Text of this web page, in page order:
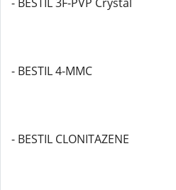
- BESTIL 4-MMC
- BESTIL CLONITAZENE